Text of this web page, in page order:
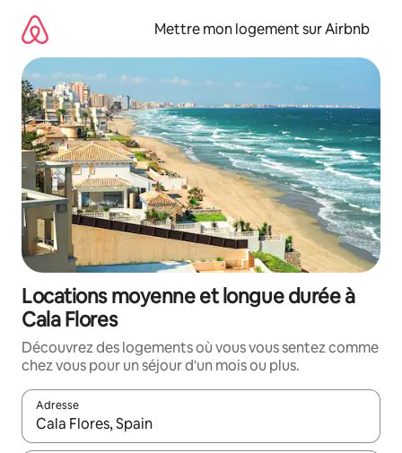
directement
contenu
Mettre mon logement sur Airbnb
Locations moyenne et longue durée à
Cala Flores
Découvrez des logements où vous vous sentez comme
chez vous pour un séjour d'un mois ou plus.
Adresse
Lorsque les résultats s'affichent, utilisez les flèches vers le